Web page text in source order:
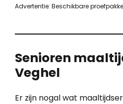
Advertentie: Beschikbare
Senioren
Veghel
Er zijn nogal wat